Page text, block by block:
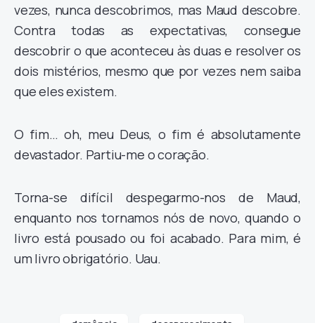
vezes, nunca descobrimos, mas Maud descobre.
Contra todas as expectativas, consegue
descobrir o que aconteceu às duas e resolver os
dois mistérios, mesmo que por vezes nem saiba
que eles existem.
O fim… oh, meu Deus, o fim é absolutamente
devastador. Partiu-me o coração.
Torna-se difícil despegarmo-nos de Maud,
enquanto nos tornamos nós de novo, quando o
livro está pousado ou foi acabado. Para mim, é
um livro obrigatório. Uau.